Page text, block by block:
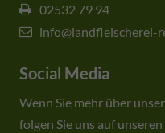
02532 79 94
info@landfleischerei-
Social Media
Wenn Sie mehr über
folgen Sie uns auf